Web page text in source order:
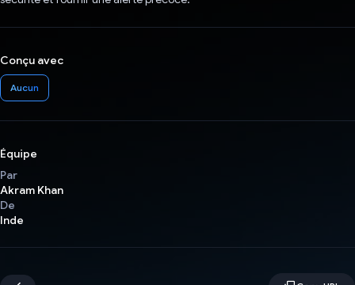
Conçu avec
Aucun
Équipe
Par
Akram Khan
De
Inde